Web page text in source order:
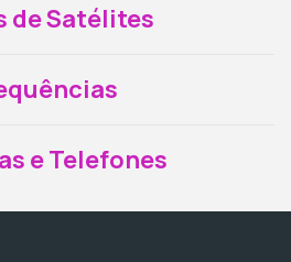
de Satélites
e Telefones